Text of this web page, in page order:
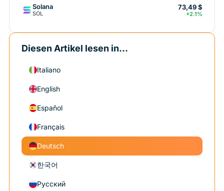
Solana
SOL
73,49 $
+2.1%
Diesen Artikel lesen in...
Italiano
English
Español
Français
Deutsch
한국어
Русский